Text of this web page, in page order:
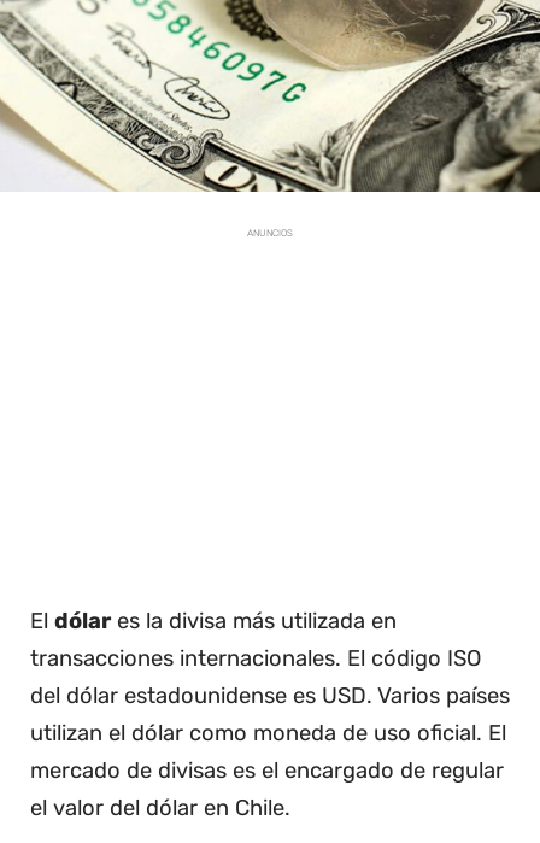
ANUNCIOS
El dólares la divisa más utilizada en
transacciones internacionales. El código ISO
del dólar estadounidense es USD. Varios países
utilizan el dólar como moneda de uso oficial. El
mercado de divisas es el encargado de regular
el valor del dólar en Chile.